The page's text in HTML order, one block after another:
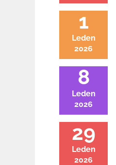
1
Leden
2026
8
Leden
2026
29
Leden
2026